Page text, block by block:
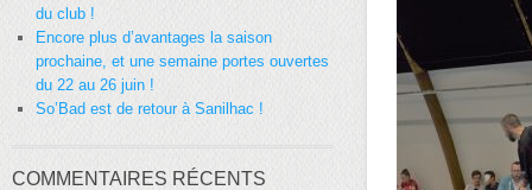
du club !
Encore plus d’avantages la saison
prochaine, et une semaine portes ouvertes
du 22 au 26 juin !
So’Bad est de retour à Sanilhac !
COMMENTAIRES RÉCENTS